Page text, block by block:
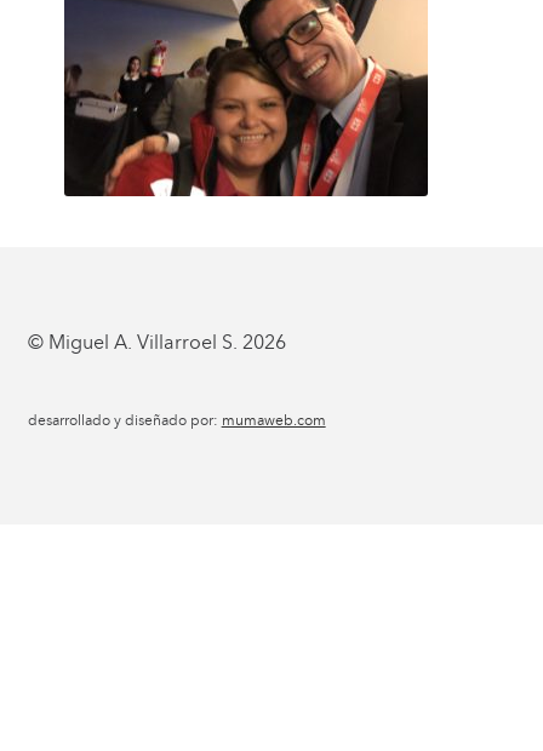
© Miguel A. Villarroel S. 2026
desarrollado y diseñado por: mumaweb.com